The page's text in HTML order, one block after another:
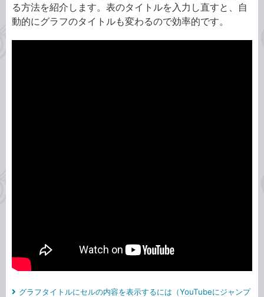
る方法を紹介します。表のタイトルを入力し直すと、自
動的にグラフのタイトルも変わるので効率的です。
グラフタイトルにセルの内容を表示するには（YouTubeにジャンプ